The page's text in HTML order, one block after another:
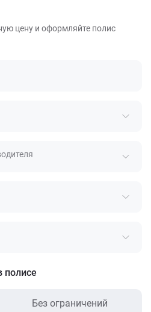
цену и оформляйте полис
полисе
Без ограничений